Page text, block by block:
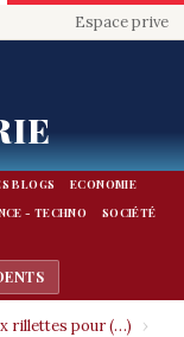
Espace prive
BLOGS
ECONOMIE
- TECHNO
SOCIÉTÉ
rillettes pour (…)
›